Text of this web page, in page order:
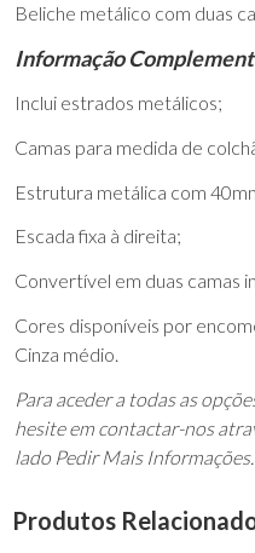
Beliche metálico com duas
Informação
Inclui estrados metálicos;
Camas para medida de
Estrutura metálica com
Escada fixa à direita;
Convertível em duas camas
Cores disponíveis por
Cinza médio.
Para aceder a todas as
hesite em contactar-nos
lado Pedir Mais Informações.
Produtos